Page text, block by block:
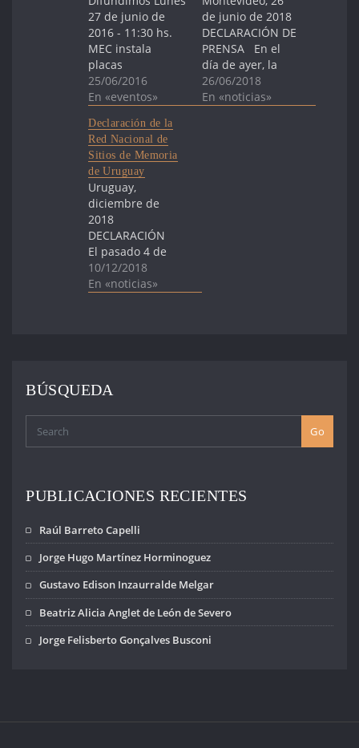
27 de junio de
2016 - 11:30 hs.
MEC instala
placas
conmemorativas
en el Batallón 13
Ministerio de
Educación y
Cultura (MEC)
instala dos placas
conmemorativas
en el Batallón de
Infantería
Blindado Nº 13,
señalizando los
lugares donde
funcionaron
25/06/2016
En «eventos»
de junio de 2018
DECLARACIÓN DE
PRENSA En el
día de ayer, la
Placa de Memoria
colocada en el
26/06/2018
En «noticias»
Declaración de la
Red Nacional de
Sitios de Memoria
de Uruguay
Uruguay,
diciembre de
2018
DECLARACIÓN
El pasado 4 de
julio se aprobó la
Ley de Sitios de
Honoraria de
Sitios de Memoria
de dicha ley. Los
valor testimonial,
10/12/2018
En «noticias»
BÚSQUEDA
Go
PUBLICACIONES RECIENTES
Raúl Barreto Capelli
Jorge Hugo Martínez Horminoguez
Gustavo Edison Inzaurralde Melgar
Beatriz Alicia Anglet de León de Severo
Jorge Felisberto Gonçalves Busconi